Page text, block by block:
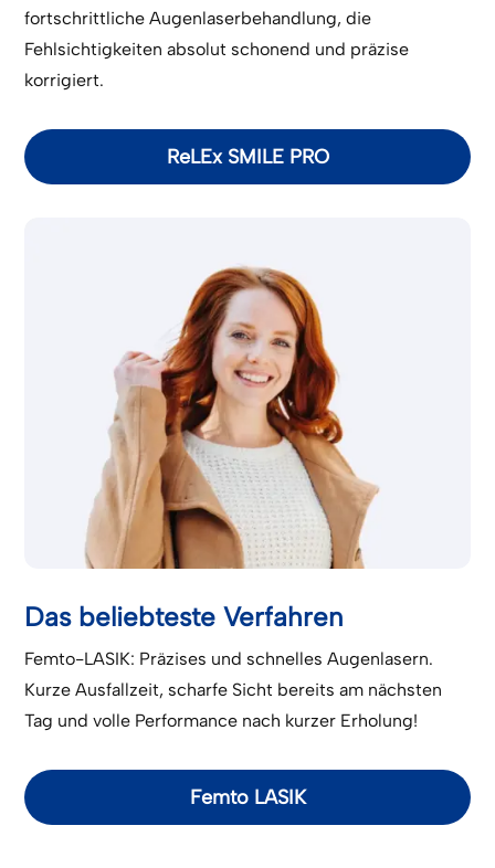
fortschrittliche Augenlaserbehandlung, die
Fehlsichtigkeiten absolut schonend und präzise
korrigiert.
ReLEx SMILE PRO
Das beliebteste Verfahren
Femto-LASIK: Präzises und schnelles Augenlasern.
Kurze Ausfallzeit, scharfe Sicht bereits am nächsten
Tag und volle Performance nach kurzer Erholung!
Femto LASIK